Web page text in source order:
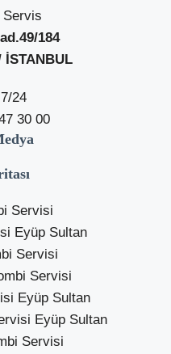
Servis
184
İSTANBUL
24
30 00
Servisi
Eyüp Sultan
Servisi
Servisi
Eyüp Sultan
Eyüp Sultan
Servisi